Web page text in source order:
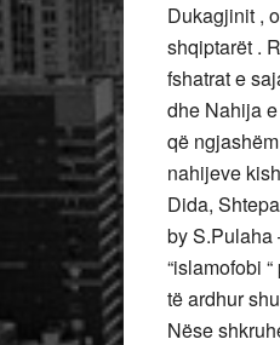
Dukagjinit ,
shqiptarët .
fshatrat e
dhe Nahija
që
nahijeve
Dida,
by S.Pulaha
“islamofobi
të ardhur
Nëse